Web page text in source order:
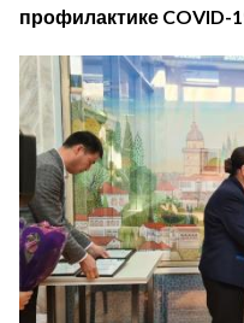
профилактике COVID-